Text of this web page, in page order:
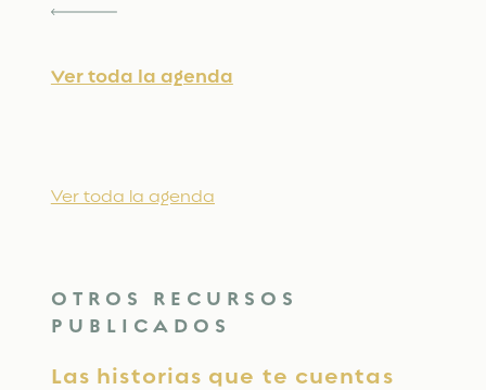
Ver toda la agenda
Ver toda la agenda
OTROS RECURSOS
PUBLICADOS
Las historias que te cuentas